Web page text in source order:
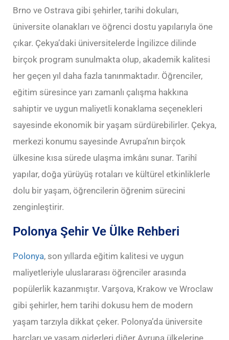
Brno ve Ostrava gibi şehirler, tarihi dokuları,
üniversite olanakları ve öğrenci dostu yapılarıyla öne
çıkar. Çekya’daki üniversitelerde İngilizce dilinde
birçok program sunulmakta olup, akademik kalitesi
her geçen yıl daha fazla tanınmaktadır. Öğrenciler,
eğitim süresince yarı zamanlı çalışma hakkına
sahiptir ve uygun maliyetli konaklama seçenekleri
sayesinde ekonomik bir yaşam sürdürebilirler. Çekya,
merkezi konumu sayesinde Avrupa’nın birçok
ülkesine kısa sürede ulaşma imkânı sunar. Tarihî
yapılar, doğa yürüyüş rotaları ve kültürel etkinliklerle
dolu bir yaşam, öğrencilerin öğrenim sürecini
zenginleştirir.
Polonya Şehir Ve Ülke Rehberi
Polonya, son yıllarda eğitim kalitesi ve uygun
maliyetleriyle uluslararası öğrenciler arasında
popülerlik kazanmıştır. Varşova, Krakow ve Wroclaw
gibi şehirler, hem tarihi dokusu hem de modern
yaşam tarzıyla dikkat çeker. Polonya’da üniversite